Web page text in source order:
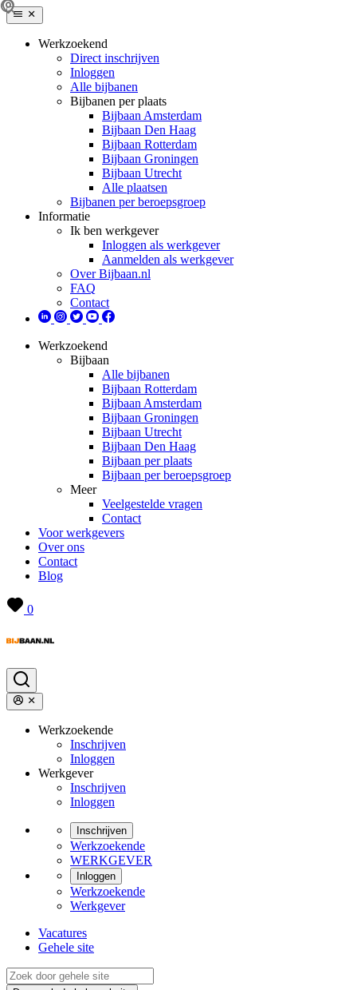
Werkzoekend
Direct inschrijven
Inloggen
Alle bijbanen
Bijbanen per plaats
Bijbaan Amsterdam
Bijbaan Den Haag
Bijbaan Rotterdam
Bijbaan Groningen
Bijbaan Utrecht
Alle plaatsen
Bijbanen per beroepsgroep
Informatie
Ik ben werkgever
Inloggen als werkgever
Aanmelden als werkgever
Over Bijbaan.nl
FAQ
Contact
Werkzoekend
Bijbaan
Alle bijbanen
Bijbaan Rotterdam
Bijbaan Amsterdam
Bijbaan Groningen
Bijbaan Utrecht
Bijbaan Den Haag
Bijbaan per plaats
Bijbaan per beroepsgroep
Meer
Veelgestelde vragen
Contact
Voor werkgevers
Over ons
Contact
Blog
0
Werkzoekende
Inschrijven
Inloggen
Werkgever
Inschrijven
Inloggen
Inschrijven
Werkzoekende
WERKGEVER
Inloggen
Werkzoekende
Werkgever
Vacatures
Gehele site